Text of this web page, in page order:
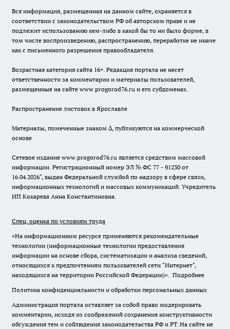
Вся информация, размещенная на данном сайте, охраняется в
соответствии с законодательством РФ об авторском праве и не
подлежит использованию кем-либо в какой бы то ни было форме, в
том числе воспроизведению, распространению, переработке не иначе
как с письменного разрешения правообладателя.
Возрастная категория сайта 16+. Редакция портала не несет
ответственности за комментарии и материалы пользователей,
размещенные на сайте www.progorod76.ru и его субдоменах.
Распространение листовок в Ярославле
Материалы, помеченные знаком ∆, публикуются на коммерческой
основе
Сетевое издание www.progorod76.ru является средством массовой
информации. Регистрационный номер ЭЛ № ФС 77 - 91230 от
16.04.2026", выдан Федеральной службой по надзору в сфере связи,
информационных технологий и массовых коммуникаций. Учредитель
ИП Кокарева Анна Константиновна.
Спец. оценка по условиям труда
«На информационном ресурсе применяются рекомендательные
технологии (информационные технологии предоставления
информации на основе сбора, систематизации и анализа сведений,
относящихся к предпочтениям пользователей сети "Интернет",
находящихся на территории Российской Федерации)». Подробнее
Политика конфиденциальности и обработки персональных данных
Администрация портала оставляет за собой право модерировать
комментарии, исходя из соображений сохранения конструктивности
обсуждения тем и соблюдения законодательства РФ и РТ. На сайте не